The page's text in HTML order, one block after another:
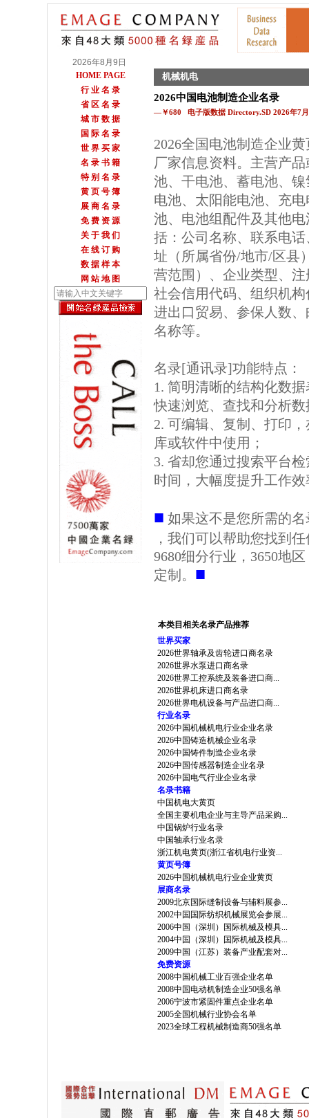
2026年8月9日
HOME PAGE
行 业 名 录
省 区 名 录
城 市 数 据
国 际 名 录
世 界 买 家
名 录 书 籍
特 别 名 录
黄 页 号 簿
展 商 名 录
免 费 资 源
关 于 我 们
在 线 订 购
数 据 样 本
网 站 地 图
机械机电
2026中国电池制造企业名录
—￥680 电子版数据 Directory.SD 2026年7
2026全国电池制造企业
厂家信息资料。主营产
池、干电池、蓄电池、
电池、太阳能电池、充
池、电池组配件及其他
括：公司名称、联系电
址（所属省份/地市/区县
营范围）、企业类型、
社会信用代码、组织机
进出口贸易、参保人数
名称等。
名录[通讯录]功能特点：
1. 简明清晰的结构化数
快速浏览、查找和分析数
2. 可编辑、复制、打印
库或软件中使用；
3. 省却您通过搜索平台
时间，大幅度提升工作效
■ 如果这不是您所需的
，我们可以帮助您找到
9680细分行业，3650地
定制。 ■
本类目相关名录产品推荐
世界买家
2026世界轴承及齿轮进口商名录
2026世界水泵进口商名录
2026世界工控系统及装备进口商...
2026世界机床进口商名录
2026世界电机设备与产品进口商...
行业名录
2026中国机械机电行业企业名录
2026中国铸造机械企业名录
2026中国铸件制造企业名录
2026中国传感器制造企业名录
2026中国电气行业企业名录
名录书籍
中国机电大黄页
全国主要机电企业与主导产品采购...
中国锅炉行业名录
中国轴承行业名录
浙江机电黄页(浙江省机电行业资...
黄页号簿
2026中国机械机电行业企业黄页
展商名录
2009北京国际缝制设备与辅料展参...
2002中国国际纺织机械展览会参展...
2006中国（深圳）国际机械及模具...
2004中国（深圳）国际机械及模具...
2009中国（江苏）装备产业配套对...
免费资源
2008中国机械工业百强企业名单
2008中国电动机制造企业50强名单
2006宁波市紧固件重点企业名单
2005全国机械行业协会名单
2023全球工程机械制造商50强名单